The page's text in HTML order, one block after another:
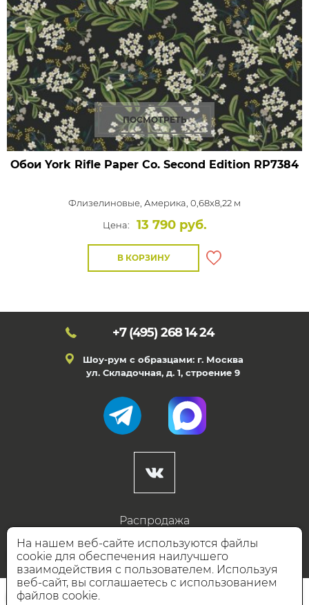
ПОСМОТРЕТЬ
Обои York Rifle Paper Co. Second Edition RP7384
Флизелиновые, Америка, 0,68x8,22 м
Цена:
13 790 руб.
В КОРЗИНУ
+7 (495) 268 14 24
Шоу-рум с образцами: г. Москва
ул. Складочная, д. 1, строение 9
Распродажа
Готовые дизайны
Дизайнерам
НАШИ ПАРТНЁРЫ
На нашем веб-сайте используются файлы
cookie для обеспечения наилучшего
взаимодействия с пользователем. Используя
веб-сайт, вы соглашаетесь с использованием
файлов cookie.